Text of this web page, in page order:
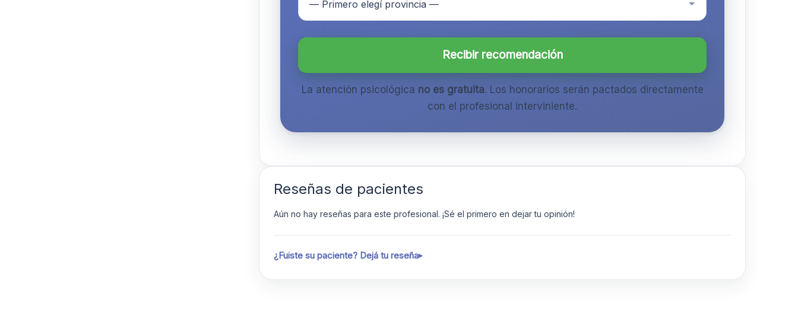
Recibir recomendación
La atención psicológica no es gratuita. Los honorarios serán pactados directamente
con el profesional interviniente.
Reseñas de pacientes
Aún no hay reseñas para este profesional. ¡Sé el primero en dejar tu opinión!
¿Fuiste su paciente? Dejá tu reseña